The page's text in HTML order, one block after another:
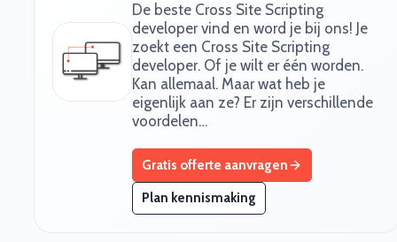
De beste Cross Site Scripting
developer vind en word je bij ons! Je
zoekt een Cross Site Scripting
developer. Of je wilt er één worden.
Kan allemaal. Maar wat heb je
eigenlijk aan ze? Er zijn verschillende
voordelen…
Gratis offerte aanvragen
Plan kennismaking